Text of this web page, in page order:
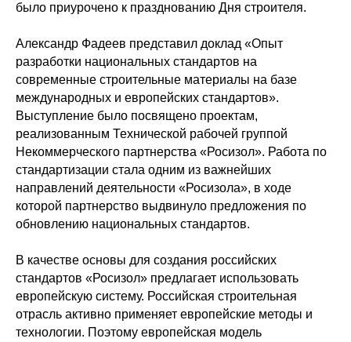
было приурочено к празднованию Дня строителя.
Александр Фадеев представил доклад «Опыт
разработки национальных стандартов на
современные строительные материалы на базе
международных и европейских стандартов».
Выступление было посвящено проектам,
реализованным Технической рабочей группой
Некоммерческого партнерства «Росизол». Работа по
стандартизации стала одним из важнейших
направлений деятельности «Росизола», в ходе
которой партнерство выдвинуло предложения по
обновлению национальных стандартов.
В качестве основы для создания российских
стандартов «Росизол» предлагает использовать
европейскую систему. Российская строительная
отрасль активно применяет европейские методы и
технологии. Поэтому европейская модель